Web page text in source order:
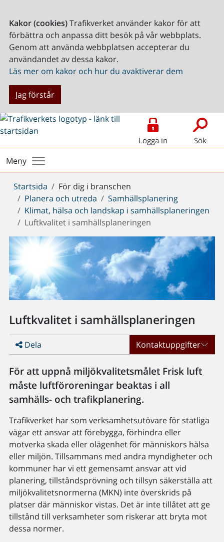
Kakor (cookies)Trafikverket använder kakor för att
förbättra och anpassa ditt besök på vår webbplats.
Genom att använda webbplatsen accepterar du
användandet av dessa kakor.
Läs mer om kakor och hur du avaktiverar dem
Jag förstår
Logga in Sök
Meny
Du
är
här:
Startsida
För dig i branschen
Planera och utreda
Samhällsplanering
Klimat, hälsa och landskap i samhällsplaneringen
Luftkvalitet i samhällsplaneringen
Luftkvalitet i samhällsplaneringen
Dela Kontaktuppgifter
För att uppnå miljökvalitetsmålet Frisk luft
måste luftföroreningar beaktas i all
samhälls- och trafikplanering.
Trafikverket har som verksamhetsutövare för statliga
vägar ett ansvar att förebygga, förhindra eller
motverka skada eller olägenhet för människors hälsa
eller miljön. Tillsammans med andra myndigheter och
kommuner har vi ett gemensamt ansvar att vid
planering, tillståndsprövning och tillsyn säkerställa att
miljökvalitetsnormerna (MKN) inte överskrids på
platser där människor vistas. Det är inte tillåtet att ge
tillstånd till verksamheter som riskerar att bryta mot
dessa normer.